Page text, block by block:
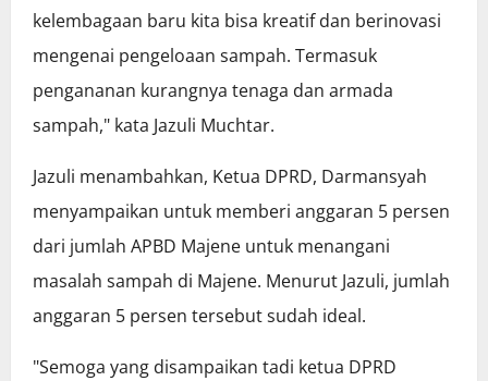
kelembagaan baru kita bisa kreatif dan berinovasi
mengenai pengeloaan sampah. Termasuk
pengananan kurangnya tenaga dan armada
sampah," kata Jazuli Muchtar.
Jazuli menambahkan, Ketua DPRD, Darmansyah
menyampaikan untuk memberi anggaran 5 persen
dari jumlah APBD Majene untuk menangani
masalah sampah di Majene. Menurut Jazuli, jumlah
anggaran 5 persen tersebut sudah ideal.
"Semoga yang disampaikan tadi ketua DPRD